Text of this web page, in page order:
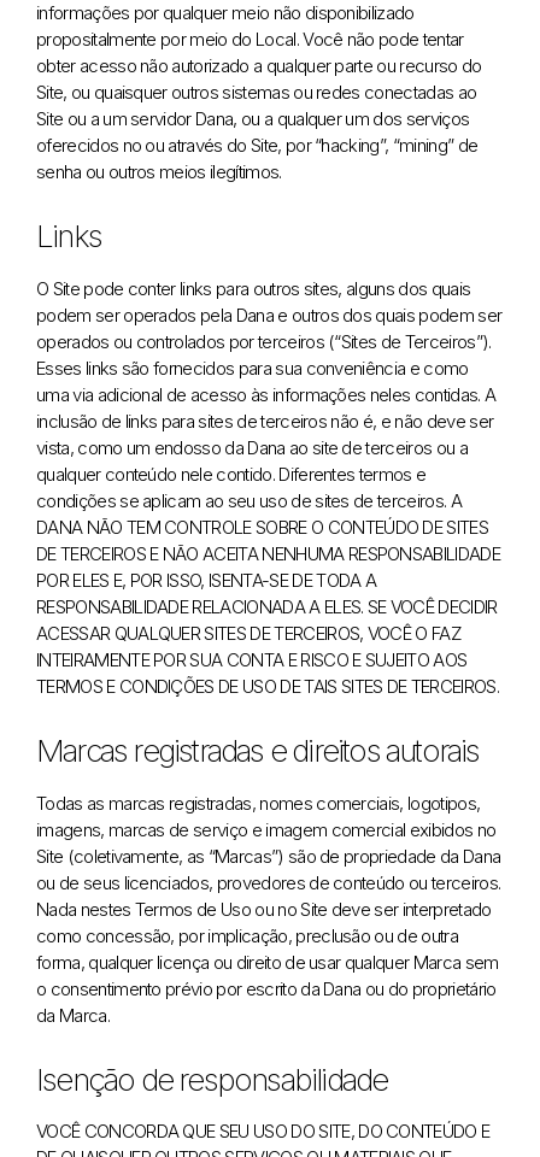
informações por qualquer meio não disponibilizado
propositalmente por meio do Local. Você não pode tentar
obter acesso não autorizado a qualquer parte ou recurso do
Site, ou quaisquer outros sistemas ou redes conectadas ao
Site ou a um servidor Dana, ou a qualquer um dos serviços
oferecidos no ou através do Site, por “hacking”, “mining” de
senha ou outros meios ilegítimos.
Links
O Site pode conter links para outros sites, alguns dos quais
podem ser operados pela Dana e outros dos quais podem ser
operados ou controlados por terceiros (“Sites de Terceiros”).
Esses links são fornecidos para sua conveniência e como
uma via adicional de acesso às informações neles contidas. A
inclusão de links para sites de terceiros não é, e não deve ser
vista, como um endosso da Dana ao site de terceiros ou a
qualquer conteúdo nele contido. Diferentes termos e
condições se aplicam ao seu uso de sites de terceiros. A
DANA NÃO TEM CONTROLE SOBRE O CONTEÚDO DE SITES
DE TERCEIROS E NÃO ACEITA NENHUMA RESPONSABILIDADE
POR ELES E, POR ISSO, ISENTA-SE DE TODA A
RESPONSABILIDADE RELACIONADA A ELES. SE VOCÊ DECIDIR
ACESSAR QUALQUER SITES DE TERCEIROS, VOCÊ O FAZ
INTEIRAMENTE POR SUA CONTA E RISCO E SUJEITO AOS
TERMOS E CONDIÇÕES DE USO DE TAIS SITES DE TERCEIROS.
Marcas registradas e direitos autorais
Todas as marcas registradas, nomes comerciais, logotipos,
imagens, marcas de serviço e imagem comercial exibidos no
Site (coletivamente, as “Marcas”) são de propriedade da Dana
ou de seus licenciados, provedores de conteúdo ou terceiros.
Nada nestes Termos de Uso ou no Site deve ser interpretado
como concessão, por implicação, preclusão ou de outra
forma, qualquer licença ou direito de usar qualquer Marca sem
o consentimento prévio por escrito da Dana ou do proprietário
da Marca.
Isenção de responsabilidade
VOCÊ CONCORDA QUE SEU USO DO SITE, DO CONTEÚDO E